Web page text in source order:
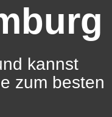
kannst
zum besten